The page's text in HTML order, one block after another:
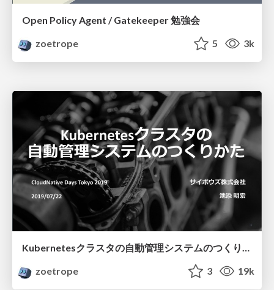
Open Policy Agent / Gatekeeper 勉強会
zoetrope
5 3k
Kubernetesクラスタの自動管理システムのつくりかた
zoetrope
3 19k